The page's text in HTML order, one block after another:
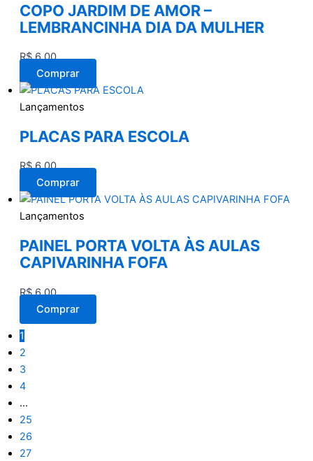
COPO JARDIM DE AMOR –
LEMBRANCINHA DIA DA MULHER
R$6,00
Comprar
Lançamentos
PLACAS PARA ESCOLA
R$6,00
Comprar
Lançamentos
PAINEL PORTA VOLTA ÀS AULAS
CAPIVARINHA FOFA
R$6,00
Comprar
1
2
3
4
…
25
26
27